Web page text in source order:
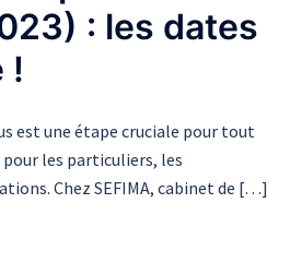
: les dates
!
est une étape cruciale pour tout
les particuliers, les
Chez SEFIMA, cabinet de […]